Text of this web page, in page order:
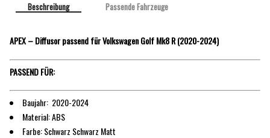
Beschreibung Passende Fahrzeuge
APEX – Diffusor passend für Volkswagen Golf Mk8 R (2020-2024)
PASSEND FÜR:
Baujahr: 2020-2024
Material: ABS
Farbe: Schwarz Schwarz Matt